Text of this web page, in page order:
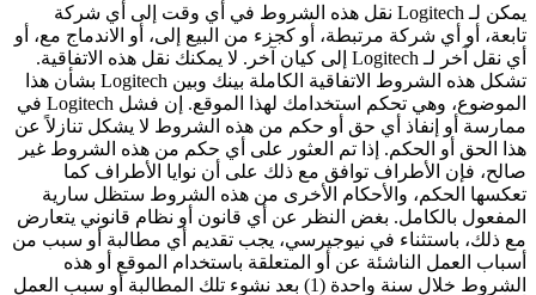
يمكن لـ Logitech نقل هذه الشروط في أي وقت إلى أي شركة
تابعة، أو أي شركة مرتبطة، أو كجزء من البيع إلى، أو الاندماج مع، أو
أي نقل آخر لـ Logitech إلى كيان آخر. لا يمكنك نقل هذه الاتفاقية.
تشكل هذه الشروط الاتفاقية الكاملة بينك وبين Logitech بشأن هذا
الموضوع، وهي تحكم استخدامك لهذا الموقع. إن فشل Logitech في
ممارسة أو إنفاذ أي حق أو حكم من هذه الشروط لا يشكل تنازلاً عن
هذا الحق أو الحكم. إذا تم العثور على أي حكم من هذه الشروط غير
صالح، فإن الأطراف توافق مع ذلك على أن نوايا الأطراف كما
تعكسها الحكم، والأحكام الأخرى من هذه الشروط ستظل سارية
المفعول بالكامل. بغض النظر عن أي قانون أو نظام قانوني يتعارض
مع ذلك، باستثناء في نيوجيرسي، يجب تقديم أي مطالبة أو سبب من
أسباب العمل الناشئة عن أو المتعلقة باستخدام الموقع أو هذه
الشروط خلال سنة واحدة (1) بعد نشوء تلك المطالبة أو سبب العمل